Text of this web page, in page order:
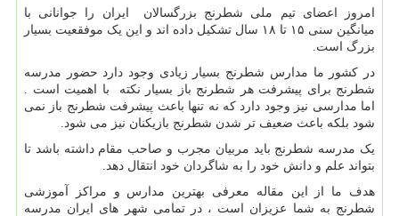
امروز اعضای تیم ملی شطرنج بزرگسالان ایران را جوانانی با
میانگین سنی ۱۵ تا ۱۸ سال تشکیل داده اند و این یک موفقعیت بسیار
بزرگ است.
در کشور ما مدارس شطرنج بسیار زیادی وجود دارد حضور مدرسه
شطرنج برای پیشرفت هر شطرنج باز بسیار نکته با اهمیت است .
اما مدارسی نیز وجود دارد که نه تنها باعث پیشرفت شطرنج باز نمی
شود بلکه باعث ضعیف تر شدن شطرنج بازیکنان نیز می شود.
یک مدرسه شطرنج باید مربیان مجرب و صاحب مقام داشته باشد تا
بتواند علم و دانش خود را به شاگردان خود انتقال دهد.
هدف ما از این مقاله معرفی بهترین مدارس و مراکز آموزشی
شطرنج به شما عزیزان است ، در تمامی شهر های ایران مدرسه